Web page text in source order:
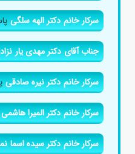
سرکار خانم دکتر الهه سلگی
جناب آقای دکتر مهدی یار
سرکار خانم دکتر نیره صادقی
سرکار خانم دکتر المیرا
سرکار خانم دکتر سیده اسما